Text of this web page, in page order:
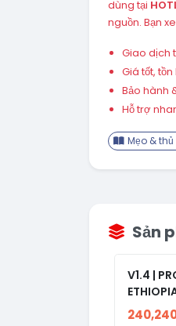
dùng tại
nguồn. Bạn
Giao dịch
Giá tốt,
Bảo hành
Hỗ trợ
Mẹo &
Sản
V1.4 |
RANDOM